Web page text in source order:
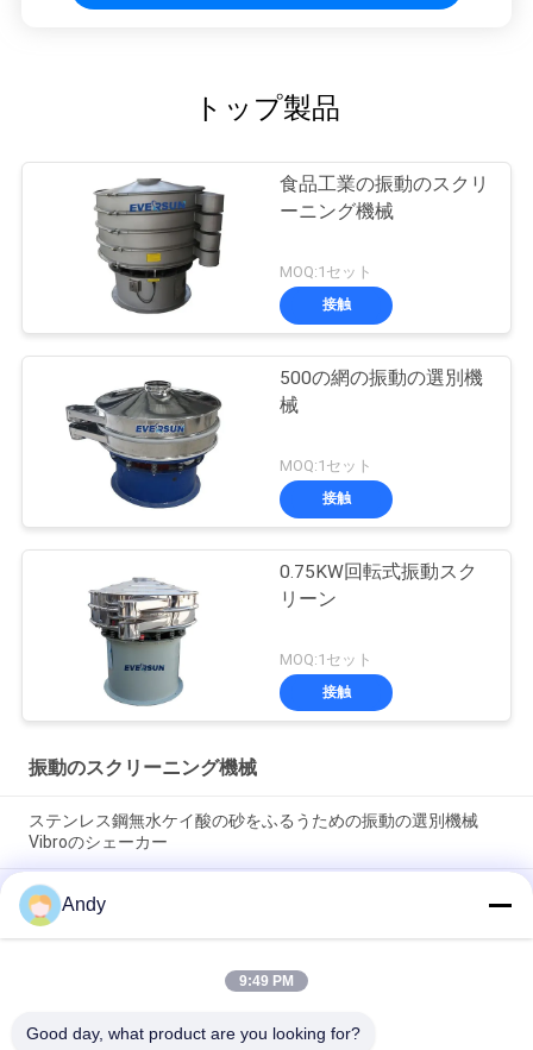
トップ製品
食品工業の振動のスクリ
ーニング機械
MOQ:1セット
接触
500の網の振動の選別機
械
MOQ:1セット
接触
0.75KW回転式振動スク
リーン
MOQ:1セット
接触
振動のスクリーニング機械
ステンレス鋼無水ケイ酸の砂をふるうための振動の選別機械
Vibroのシェーカー
スピラルのパターンを利用する振動式スクリーニングマシン 細
質と粗質の材料を分離するためにスクリーン表面上の材料の動
き
粒状および粉末状材料のふるい分けのための三次元運動軌道を
Andy
9:49 PM
Good day, what product are you looking for?